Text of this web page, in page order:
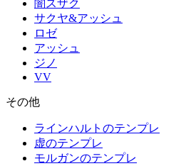
闇スザク
サクヤ&アッシュ
ロゼ
アッシュ
ジノ
VV
その他
ラインハルトのテンプレ
虚のテンプレ
モルガンのテンプレ